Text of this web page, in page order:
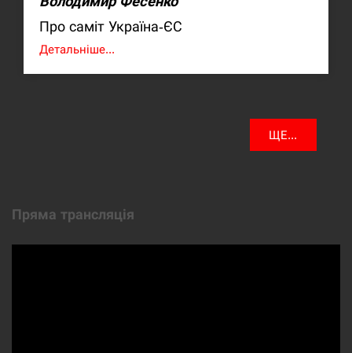
Про саміт Україна-ЄС
Детальніше...
ЩЕ...
Пряма трансляція